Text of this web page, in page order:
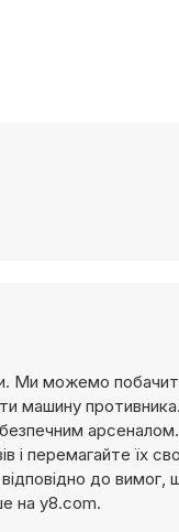
Ми можемо
машину противника.
і перемагайте їх
до вимог,
на y8.com.